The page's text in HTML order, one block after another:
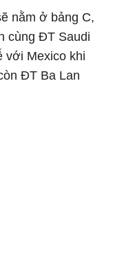
nằm ở bảng C,
cùng ĐT Saudi
với Mexico khi
ĐT Ba Lan